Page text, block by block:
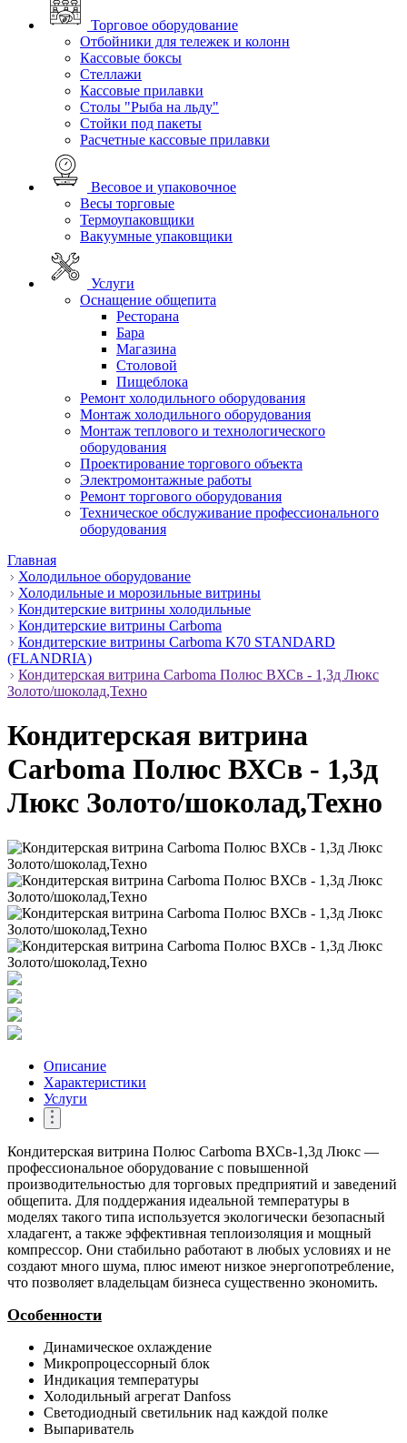
Торговое оборудование
Отбойники для тележек и колонн
Кассовые боксы
Стеллажи
Кассовые прилавки
Столы "Рыба на льду"
Стойки под пакеты
Расчетные кассовые прилавки
Весовое и упаковочное
Весы торговые
Термоупаковщики
Вакуумные упаковщики
Услуги
Оснащение общепита
Ресторана
Бара
Магазина
Столовой
Пищеблока
Ремонт холодильного оборудования
Монтаж холодильного оборудования
Монтаж теплового и технологического
оборудования
Проектирование торгового объекта
Электромонтажные работы
Ремонт торгового оборудования
Техническое обслуживание профессионального
оборудования
Главная
Холодильное оборудование
Холодильные и морозильные витрины
Кондитерские витрины холодильные
Кондитерские витрины Carboma
Кондитерские витрины Carboma K70 STANDARD
(FLANDRIA)
Кондитерская витрина Carboma Полюс ВХСв - 1,3д Люкс
Золото/шоколад,Техно
Кондитерская витрина
Carboma Полюс ВХСв - 1,3д
Люкс Золото/шоколад,Техно
Описание
Характеристики
Услуги
Кондитерская витрина Полюс Carboma ВХСв-1,3д Люкс —
профессиональное оборудование с повышенной
производительностью для торговых предприятий и заведений
общепита. Для поддержания идеальной температуры в
моделях такого типа используется экологически безопасный
хладагент, а также эффективная теплоизоляция и мощный
компрессор. Они стабильно работают в любых условиях и не
создают много шума, плюс имеют низкое энергопотребление,
что позволяет владельцам бизнеса существенно экономить.
Особенности
Динамическое охлаждение
Микропроцессорный блок
Индикация температуры
Холодильный агрегат Danfoss
Светодиодный светильник над каждой полке
Выпариватель